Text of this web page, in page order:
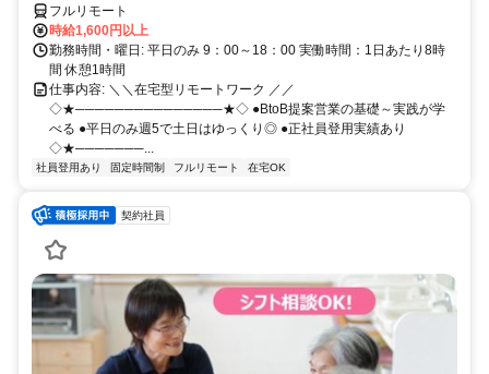
フルリモート
時給1,600円以上
勤務時間・曜日: 平日のみ 9：00～18：00 実働時間：1日あたり8時
間 休憩1時間
仕事内容: ＼＼在宅型リモートワーク ／／
◇★───────────────★◇ ●BtoB提案営業の基礎～実践が学
べる ●平日のみ週5で土日はゆっくり◎ ●正社員登用実績あり
◇★───────...
社員登用あり 固定時間制 フルリモート 在宅OK
契約社員